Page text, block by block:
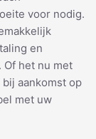
voor nodig.
en
het nu met
aankomst op
met uw